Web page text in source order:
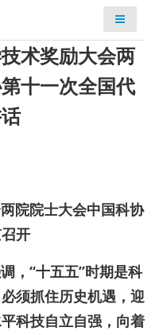
检索
术奖励大会两
十一次全国代
院院士大会中国科协
开
，“十五五”时期是科
须抓住历史机遇，迎
科技自立自强，向着